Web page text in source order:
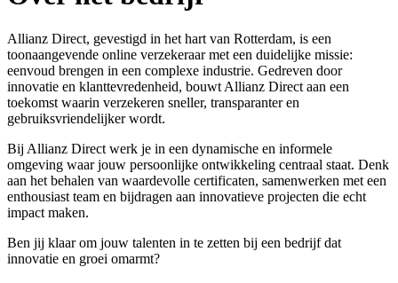
Allianz Direct, gevestigd in het hart van Rotterdam, is een
toonaangevende online verzekeraar met een duidelijke missie:
eenvoud brengen in een complexe industrie. Gedreven door
innovatie en klanttevredenheid, bouwt Allianz Direct aan een
toekomst waarin verzekeren sneller, transparanter en
gebruiksvriendelijker wordt.
Bij Allianz Direct werk je in een dynamische en informele
omgeving waar jouw persoonlijke ontwikkeling centraal staat. Denk
aan het behalen van waardevolle certificaten, samenwerken met een
enthousiast team en bijdragen aan innovatieve projecten die echt
impact maken.
Ben jij klaar om jouw talenten in te zetten bij een bedrijf dat
innovatie en groei omarmt?